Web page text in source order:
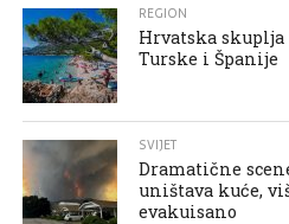
REGION
Hrvatska
Turske i Španije
SVIJET
Dramatične
uništava kuće,
evakuisano